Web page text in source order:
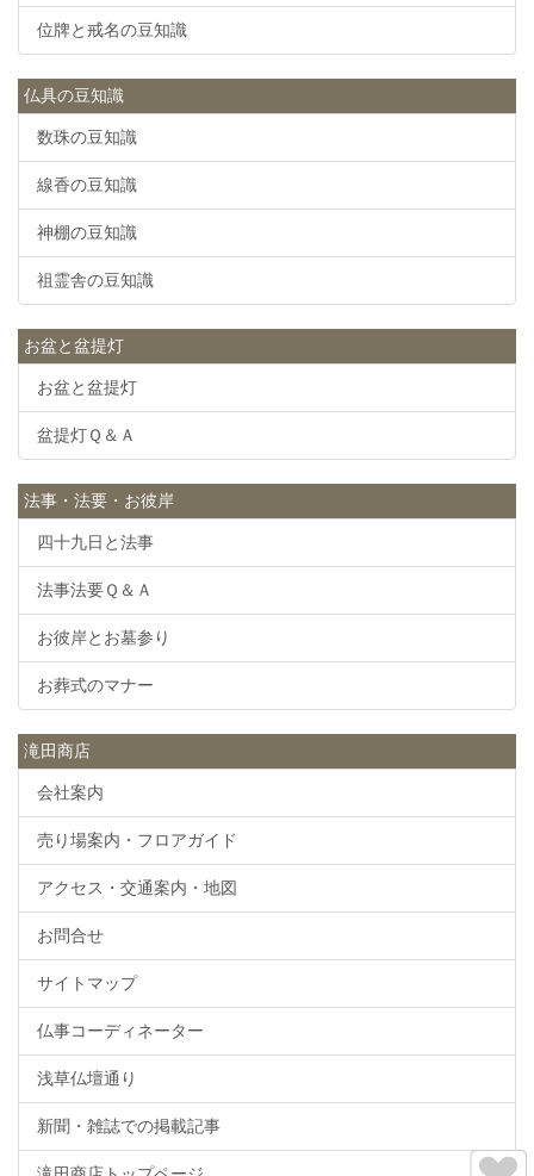
位牌と戒名の豆知識
仏具の豆知識
数珠の豆知識
線香の豆知識
神棚の豆知識
祖霊舎の豆知識
お盆と盆提灯
お盆と盆提灯
盆提灯Ｑ＆Ａ
法事・法要・お彼岸
四十九日と法事
法事法要Ｑ＆Ａ
お彼岸とお墓参り
お葬式のマナー
滝田商店
会社案内
売り場案内・フロアガイド
アクセス・交通案内・地図
お問合せ
サイトマップ
仏事コーディネーター
浅草仏壇通り
新聞・雑誌での掲載記事